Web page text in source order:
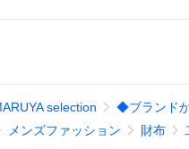
selection ◆ブランド
メンズファッション 財布